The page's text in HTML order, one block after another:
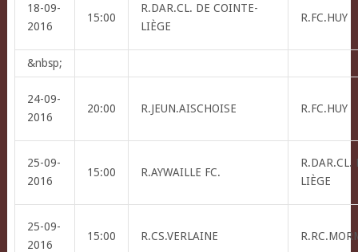
18-09-
2016
15:00
R.DAR.CL. DE COINTE-
LIÈGE
R.FC.HUY
&nbsp;
24-09-
2016
20:00 R.JEUN.AISCHOISE R.FC.HUY
25-09-
2016
15:00 R.AYWAILLE FC.
R.DAR.CL.
LIÈGE
25-09-
2016
15:00 R.CS.VERLAINE